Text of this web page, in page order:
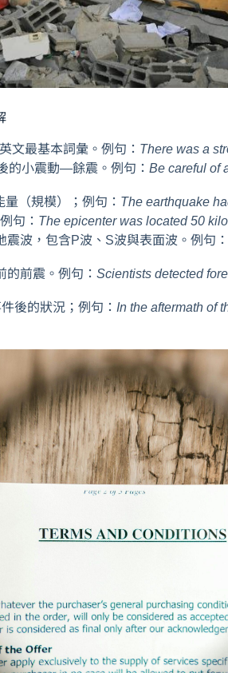
文最基本詞彙。例句： There was a
的小震動—餘震。例句： Be careful of
量（規模）；例句： The earthquake
句： The epicenter was located 50
震波，包含P波、S波與表面波。例句：
的前震。例句： Scientists detected
件後的狀況；例句： In the aftermath of